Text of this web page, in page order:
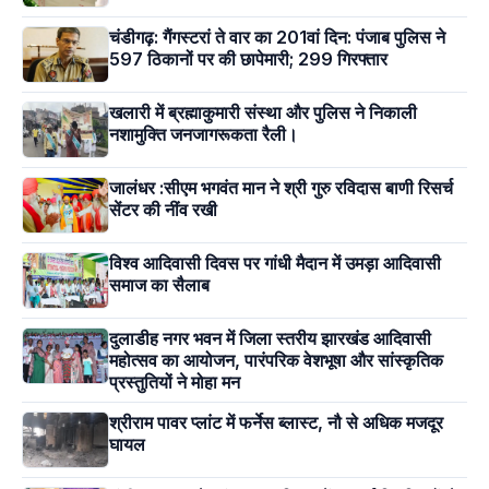
चंडीगढ़: गैंगस्टरां ते वार का 201वां दिन: पंजाब पुलिस ने
597 ठिकानों पर की छापेमारी; 299 गिरफ्तार
खलारी में ब्रह्माकुमारी संस्था और पुलिस ने निकाली
नशामुक्ति जनजागरूकता रैली।
जालंधर :सीएम भगवंत मान ने श्री गुरु रविदास बाणी रिसर्च
सेंटर की नींव रखी
विश्व आदिवासी दिवस पर गांधी मैदान में उमड़ा आदिवासी
समाज का सैलाब
दुलाडीह नगर भवन में जिला स्तरीय झारखंड आदिवासी
महोत्सव का आयोजन, पारंपरिक वेशभूषा और सांस्कृतिक
प्रस्तुतियों ने मोहा मन
श्रीराम पावर प्लांट में फर्नेस ब्लास्ट, नौ से अधिक मजदूर
घायल